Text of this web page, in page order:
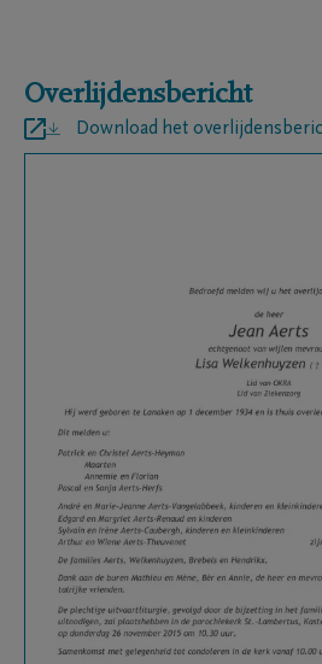
Overlijdensbericht
Download het